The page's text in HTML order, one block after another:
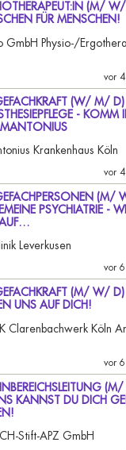
(M/
FÜR MENSCHEN!
vor 4
(W/ M/ D)
- KOMM
Krankenhaus Köln
vor 4
(M/
PSYCHIATRIE -
Leverkusen
vor 6
(M/ W/
UNS AUF DICH!
vor 6
KANNST DU DICH
Stift-APZ GmbH